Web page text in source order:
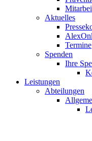
Aktuelles
Termine
Spenden
Ihre
Leistungen
Abteilungen